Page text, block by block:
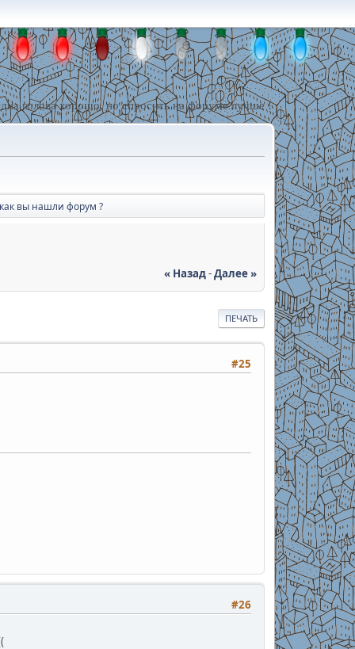
голова хорошо, но спросить на форуме лучше !
вы нашли форум ?
« Назад-Далее »
ПЕЧАТЬ
#25
#26